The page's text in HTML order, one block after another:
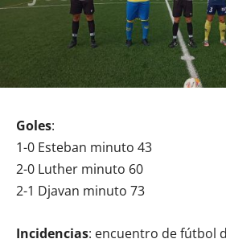
Goles:
1-0 Esteban minuto 43
2-0 Luther minuto 60
2-1 Djavan minuto 73
Incidencias: encuentro de fútbol